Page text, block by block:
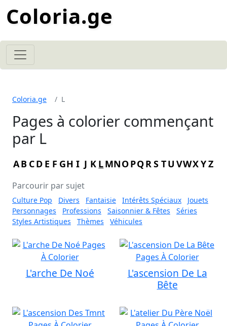
Coloria.ge
Coloria.ge L
Pages à colorier commençant
par L
AB CD E F GH I J K LMNOPQRS TU VWXYZ
Parcourir par sujet
Culture Pop Divers Fantaisie Intérêts Spéciaux
Jouets
Personnages
Professions Saisonnier & Fêtes
Séries
Styles Artistiques
Thèmes Véhicules
L'arche De Noé
L'ascension De La
Bête